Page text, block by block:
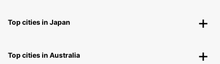
Top cities in Japan
Top cities in Australia